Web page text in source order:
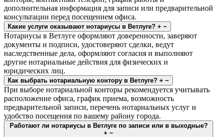
дополнительная информация для записи или предварительной
консультации перед посещением офиса.
Какие услуги оказывают нотариусы в Ветлуге? + −
Нотариусы в Ветлуге оформляют доверенности, заверяют
документы и подписи, удостоверяют сделки, ведут
наследственные дела, оформляют согласия и выполняют
другие нотариальные действия для физических и
юридических лиц.
Как выбрать нотариальную контору в Ветлуге? + −
При выборе нотариальной конторы рекомендуется учитывать
расположение офиса, график приема, возможность
предварительной записи, перечень нотариальных услуг и
удобство посещения по вашему району города.
Работают ли нотариусы в Ветлуге по записи или в выходные?
+ −